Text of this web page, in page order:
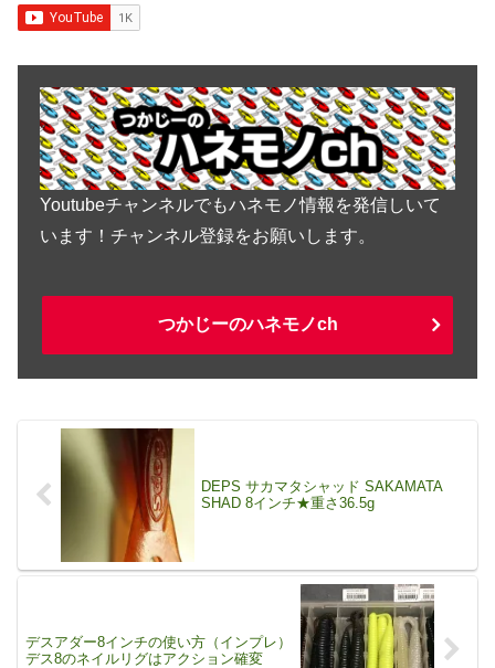
Youtubeチャンネルでもハネモノ情報を発信しいて
います！チャンネル登録をお願いします。
つかじーのハネモノch
DEPS サカマタシャッド SAKAMATA
SHAD 8インチ★重さ36.5g
デスアダー8インチの使い方（インプレ）
デス8のネイルリグはアクション確変